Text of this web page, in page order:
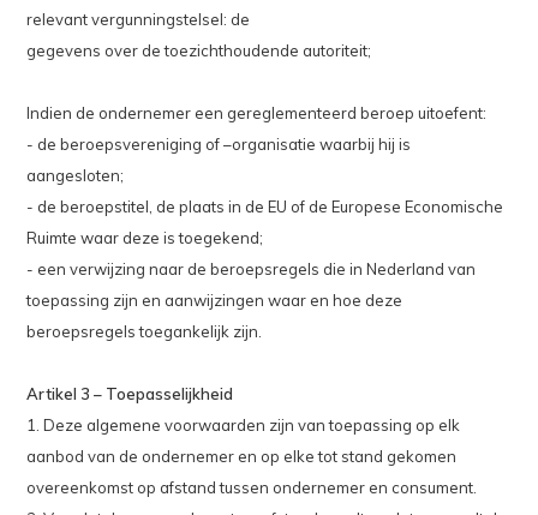
relevant vergunningstelsel: de
gegevens over de toezichthoudende autoriteit;
Indien de ondernemer een gereglementeerd beroep uitoefent:
- de beroepsvereniging of –organisatie waarbij hij is
aangesloten;
- de beroepstitel, de plaats in de EU of de Europese Economische
Ruimte waar deze is toegekend;
- een verwijzing naar de beroepsregels die in Nederland van
toepassing zijn en aanwijzingen waar en hoe deze
beroepsregels toegankelijk zijn.
Artikel 3 – Toepasselijkheid
1. Deze algemene voorwaarden zijn van toepassing op elk
aanbod van de ondernemer en op elke tot stand gekomen
overeenkomst op afstand tussen ondernemer en consument.